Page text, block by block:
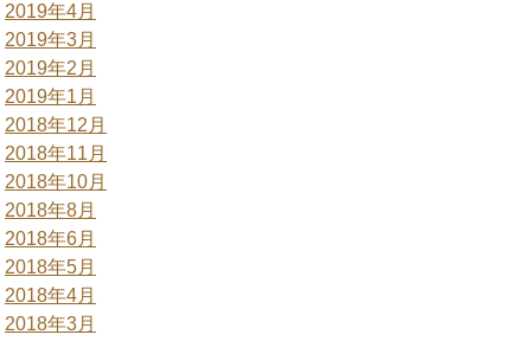
2019年4月
2019年3月
2019年2月
2019年1月
2018年12月
2018年11月
2018年10月
2018年8月
2018年6月
2018年5月
2018年4月
2018年3月